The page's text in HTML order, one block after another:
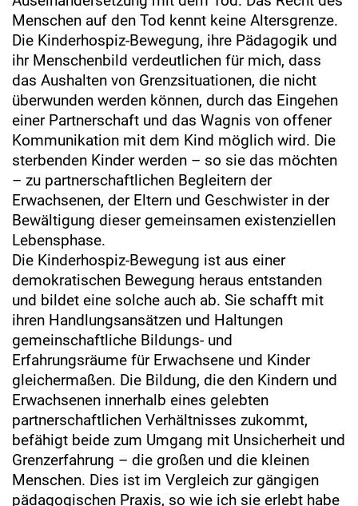
Menschen auf den Tod kennt keine Altersgrenze.
Die Kinderhospiz-Bewegung, ihre Pädagogik und
ihr Menschenbild verdeutlichen für mich, dass
das Aushalten von Grenzsituationen, die nicht
überwunden werden können, durch das Eingehen
einer Partnerschaft und das Wagnis von offener
Kommunikation mit dem Kind möglich wird. Die
sterbenden Kinder werden – so sie das möchten
– zu partnerschaftlichen Begleitern der
Erwachsenen, der Eltern und Geschwister in der
Bewältigung dieser gemeinsamen existenziellen
Lebensphase.
Die Kinderhospiz-Bewegung ist aus einer
demokratischen Bewegung heraus entstanden
und bildet eine solche auch ab. Sie schafft mit
ihren Handlungsansätzen und Haltungen
gemeinschaftliche Bildungs- und
Erfahrungsräume für Erwachsene und Kinder
gleichermaßen. Die Bildung, die den Kindern und
Erwachsenen innerhalb eines gelebten
partnerschaftlichen Verhältnisses zukommt,
befähigt beide zum Umgang mit Unsicherheit und
Grenzerfahrung – die großen und die kleinen
Menschen. Dies ist im Vergleich zur gängigen
pädagogischen Praxis, so wie ich sie erlebt habe